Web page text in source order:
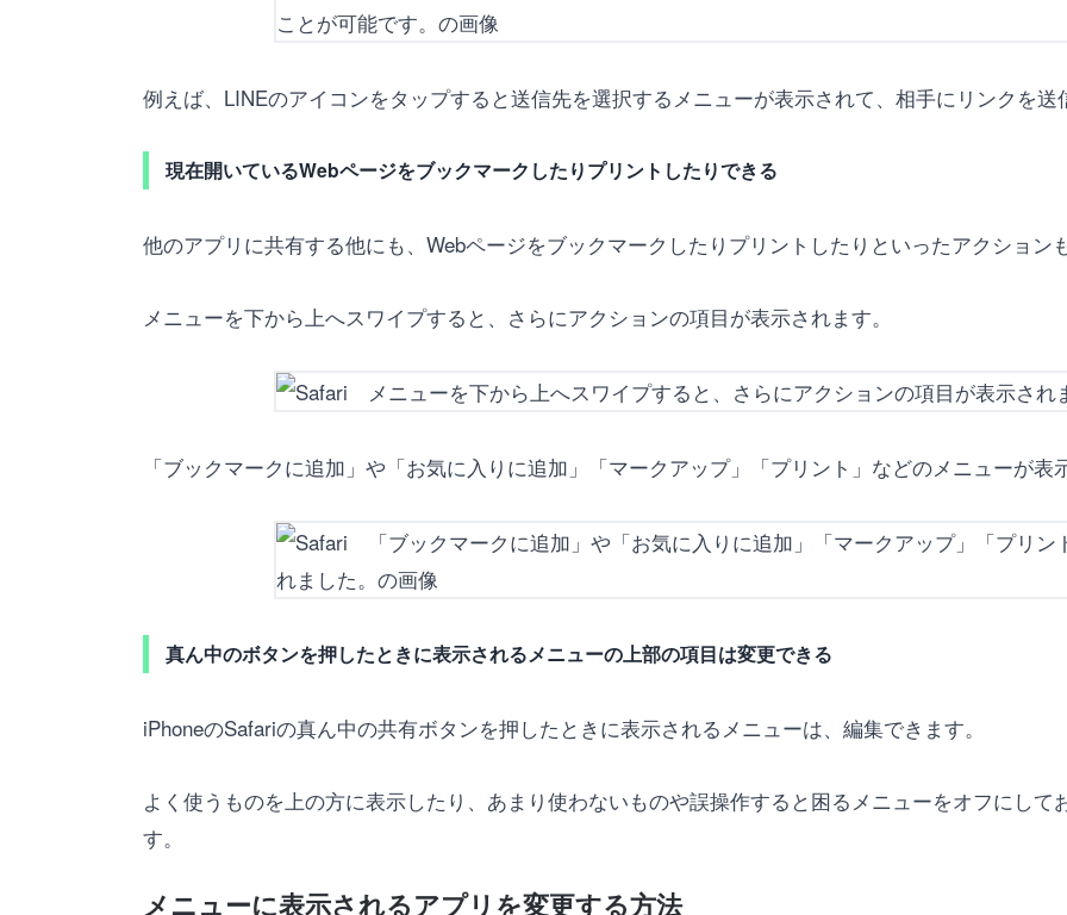
例えば、LINEのアイコンをタップすると送信先を選択するメニューが表示されて、相手にリンクを
現在開いているWebページをブックマークしたりプリントしたりできる
他のアプリに共有する他にも、Webページをブックマークしたりプリントしたりといったアクション
メニューを下から上へスワイプすると、さらにアクションの項目が表示されます。
「ブックマークに追加」や「お気に入りに追加」「マークアップ」「プリント」などのメニューが表
真ん中のボタンを押したときに表示されるメニューの上部の項目は変更できる
iPhoneのSafariの真ん中の共有ボタンを押したときに表示されるメニューは、編集できます。
よく使うものを上の方に表示したり、あまり使わないものや誤操作すると困るメニューをオフにし
す。
メニューに表示されるアプリを変更する方法